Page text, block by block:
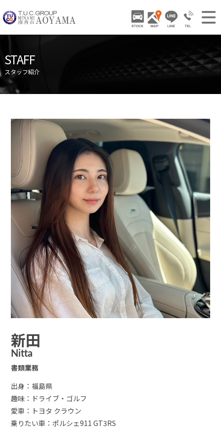
TUCグループ 南青山
STOCK ACCESS LINE 03-
NEWS INFO / ニュース
STOCK CAR LIST / 在庫車両情報
SHOP INFO / ショップ情報
TRADE IN / 買取査定
STAFF
スタッフ紹介
新田
Nitta
書類業務
出身：福島県
趣味：ドライブ・ゴルフ
愛車：トヨタ クラウン
乗りたい車：ポルシェ911 GT3RS